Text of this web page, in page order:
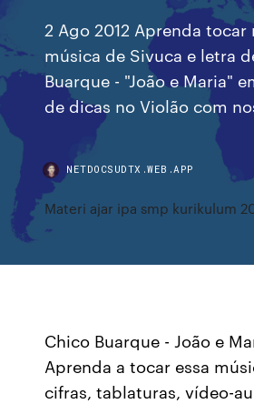
2 Ago 2012 Aprenda tocar
música de Sivuca e letra
Buarque - "João e Maria"
de dicas no Violão com
NETDOCSUDTX.WEB.APP
Materi ajar ipa smp kurikulum
Chico Buarque - João e
Aprenda a tocar essa
cifras, tablaturas, vídeo-